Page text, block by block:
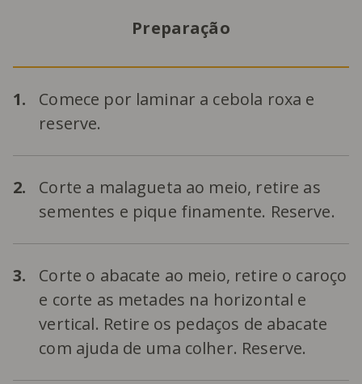
Preparação
1.
Comece por laminar a cebola roxa e
reserve.
2.
Corte a malagueta ao meio, retire as
sementes e pique finamente. Reserve.
3.
Corte o abacate ao meio, retire o caroço
e corte as metades na horizontal e
vertical. Retire os pedaços de abacate
com ajuda de uma colher. Reserve.